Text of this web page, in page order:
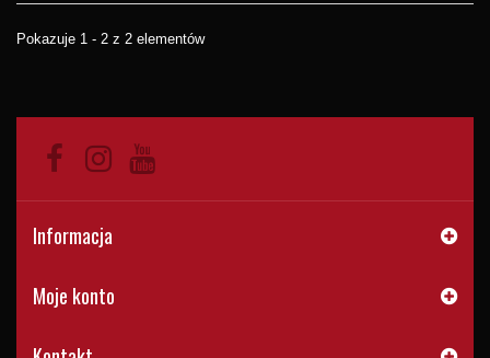
Pokazuje 1 - 2 z 2 elementów
Informacja
Moje konto